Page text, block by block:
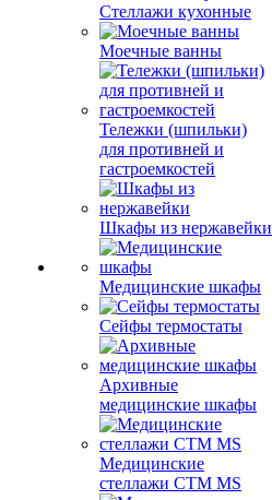
Стеллажи кухонные
Моечные ванны
Тележки (шпильки)
для противней и
гастроемкостей
Шкафы из нержавейки
Медицинские шкафы
Сейфы термостаты
Архивные
медицинские шкафы
Медицинские
стеллажи CTM MS